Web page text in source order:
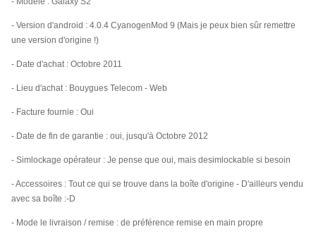
- Version d'android : 4.0.4 CyanogenMod 9 (Mais je peux bien sûr remettre
une version d'origine !)
- Date d'achat : Octobre 2011
- Lieu d'achat : Bouygues Telecom - Web
- Facture fournie : Oui
- Date de fin de garantie : oui, jusqu'à Octobre 2012
- Simlockage opérateur : Je pense que oui, mais desimlockable si besoin
- Accessoires : Tout ce qui se trouve dans la boîte d'origine - D'ailleurs vendu
avec sa boîte :-D
- Mode le livraison / remise : de préférence remise en main propre